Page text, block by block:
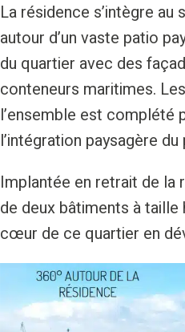
La résidence s’intègre
autour d’un vaste patio
du quartier avec des
conteneurs maritimes.
l’ensemble est
l’intégration paysagère
Implantée en retrait de la
de deux bâtiments à
cœur de ce quartier en